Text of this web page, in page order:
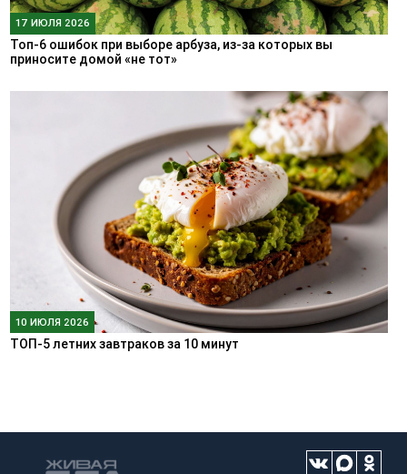
17 ИЮЛЯ 2026
Топ-6 ошибок при выборе арбуза, из-за которых вы
приносите домой «не тот»
10 ИЮЛЯ 2026
ТОП-5 летних завтраков за 10 минут